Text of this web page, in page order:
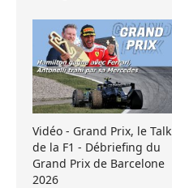
Vidéo - Grand Prix, le Talk
de la F1 - Débriefing du
Grand Prix de Barcelone
2026